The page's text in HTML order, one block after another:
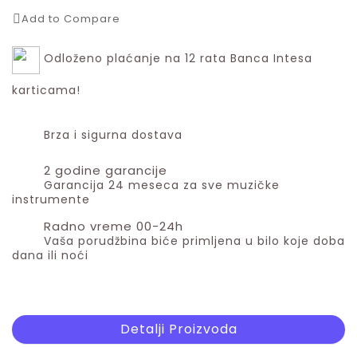
Add to Compare
Odloženo plaćanje na 12 rata Banca Intesa
karticama!
Brza i sigurna dostava
2 godine garancije
Garancija 24 meseca za sve muzičke
instrumente
Radno vreme 00-24h
Vaša porudžbina biće primljena u bilo koje doba
dana ili noći
Detalji Proizvoda